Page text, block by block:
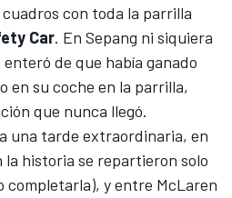
con toda la parrilla
Car. En Sepang ni siquiera
de que había ganado
en su coche en la parrilla,
que nunca llegó.
una tarde extraordinaria, en
historia se repartieron solo
completarla), y entre McLaren